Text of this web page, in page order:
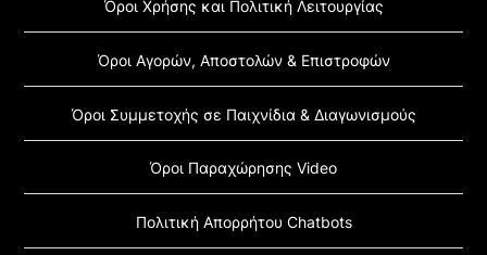
Όροι Χρήσης και Πολιτική Λειτουργίας
Όροι Αγορών, Αποστολών & Επιστροφών
Όροι Συμμετοχής σε Παιχνίδια & Διαγωνισμούς
Όροι Παραχώρησης Video
Πολιτική Απορρήτου Chatbots